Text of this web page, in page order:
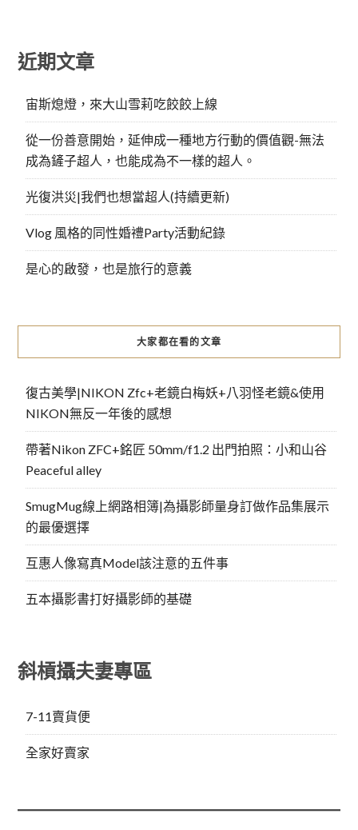
近期文章
宙斯熄燈，來大山雪莉吃餃餃上線
從一份善意開始，延伸成一種地方行動的價值觀-無法
成為鏟子超人，也能成為不一樣的超人。
光復洪災|我們也想當超人(持續更新)
Vlog 風格的同性婚禮Party活動紀錄
是心的啟發，也是旅行的意義
大家都在看的文章
復古美學|NIKON Zfc+老鏡白梅妖+八羽怪老鏡&使用
NIKON無反一年後的感想
帶著Nikon ZFC+銘匠 50mm/f1.2 出門拍照：小和山谷
Peaceful alley
SmugMug線上網路相簿|為攝影師量身訂做作品集展示
的最優選擇
互惠人像寫真Model該注意的五件事
五本攝影書打好攝影師的基礎
斜槓攝夫妻專區
7-11賣貨便
全家好賣家